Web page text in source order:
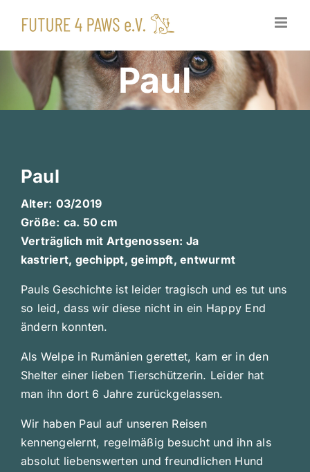
Inhalt
Paul
Paul
Alter: 03/2019
Größe: ca. 50 cm
Verträglich mit Artgenossen: Ja
kastriert, gechippt, geimpft, entwurmt
Pauls Geschichte ist leider tragisch und es tut uns
so leid, dass wir diese nicht in ein Happy End
ändern konnten.
Als Welpe in Rumänien gerettet, kam er in den
Shelter einer lieben Tierschützerin. Leider hat
man ihn dort 6 Jahre zurückgelassen.
Wir haben Paul auf unseren Reisen
kennengelernt, regelmäßig besucht und ihn als
absolut liebenswerten und freundlichen Hund